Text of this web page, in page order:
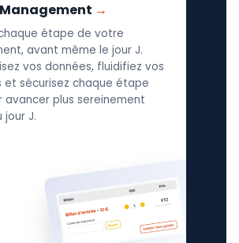
étape de votre
avant même le jour J.
vos données, fluidifiez vos
et sécurisez chaque étape
avancer plus sereinement
jour J.